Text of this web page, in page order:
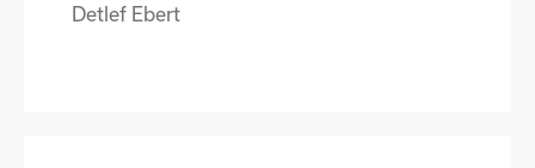
Detlef Ebert